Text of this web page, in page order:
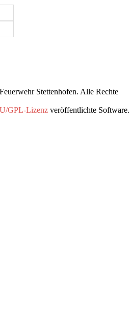
Stettenhofen. Alle Rechte
GPL-Lizenz veröffentlichte Software.